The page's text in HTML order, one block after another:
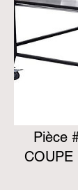
Pièce
COUPE